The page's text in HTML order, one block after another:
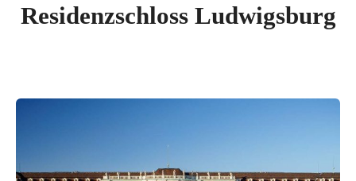
Residenzschloss Ludwigsburg